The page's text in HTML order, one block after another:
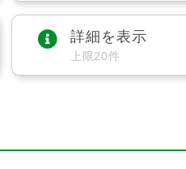
詳細を表示
上限20件